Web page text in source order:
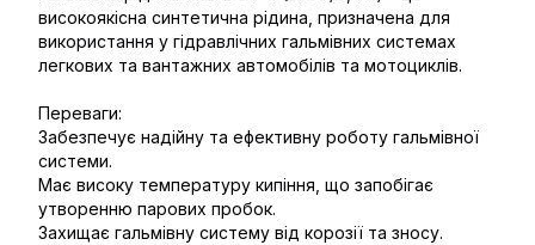
високоякісна синтетична рідина, призначена для
використання у гідравлічних гальмівних системах
легкових та вантажних автомобілів та мотоциклів.
Переваги:
Забезпечує надійну та ефективну роботу гальмівної
системи.
Має високу температуру кипіння, що запобігає
утворенню парових пробок.
Захищає гальмівну систему від корозії та зносу.